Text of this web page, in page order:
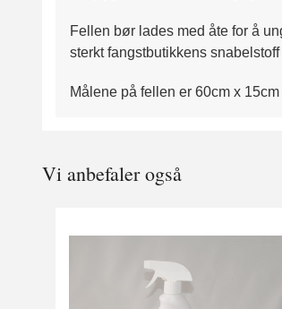
Fellen bør lades med åte for å
sterkt fangstbutikkens
Målene på fellen er 60cm x
Vi anbefaler også